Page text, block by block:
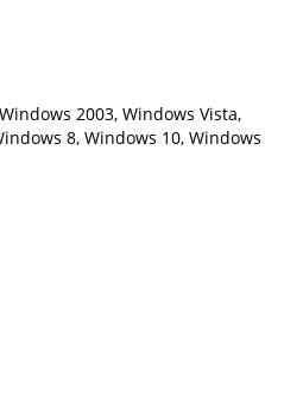
2003, Windows Vista,
8, Windows 10, Windows